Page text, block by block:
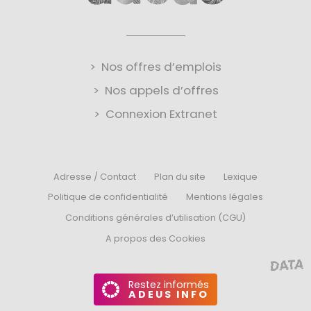
Nos offres d’emplois
Nos appels d’offres
Connexion Extranet
Adresse / Contact Plan du site
Lexique
Politique de confidentialité
Mentions légales
Conditions générales d’utilisation (CGU)
A propos des Cookies
Restez informés
ADEUS INFO